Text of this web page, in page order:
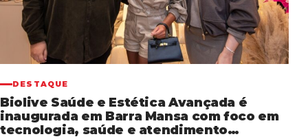
DESTAQUE
Biolive Saúde e Estética Avançada é
inaugurada em Barra Mansa com foco em
tecnologia, saúde e atendimento